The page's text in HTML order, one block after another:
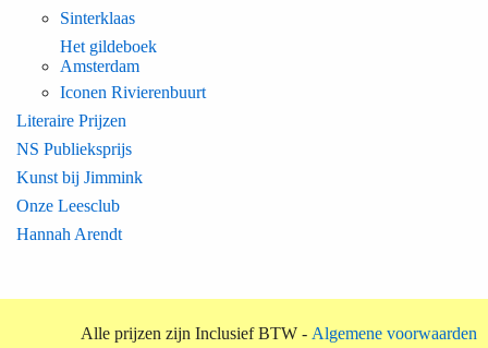
Sinterklaas
Het gildeboek
Amsterdam
Iconen Rivierenbuurt
Literaire Prijzen
NS Publieksprijs
Kunst bij Jimmink
Onze Leesclub
Hannah Arendt
Alle prijzen zijn Inclusief BTW - Algemene voorwaarden